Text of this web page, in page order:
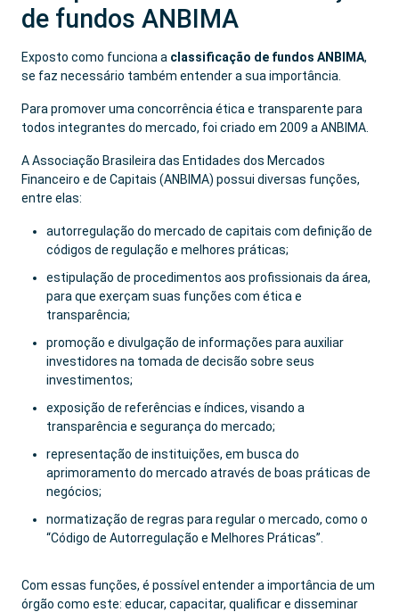
de fundos ANBIMA
Exposto como funciona a classificação de fundos ANBIMA,
se faz necessário também entender a sua importância.
Para promover uma concorrência ética e transparente para
todos integrantes do mercado, foi criado em 2009 a ANBIMA.
A Associação Brasileira das Entidades dos Mercados
Financeiro e de Capitais (ANBIMA) possui diversas funções,
entre elas:
autorregulação do mercado de capitais com definição de
códigos de regulação e melhores práticas;
estipulação de procedimentos aos profissionais da área,
para que exerçam suas funções com ética e
transparência;
promoção e divulgação de informações para auxiliar
investidores na tomada de decisão sobre seus
investimentos;
exposição de referências e índices, visando a
transparência e segurança do mercado;
representação de instituições, em busca do
aprimoramento do mercado através de boas práticas de
negócios;
normatização de regras para regular o mercado, como o
“Código de Autorregulação e Melhores Práticas”.
Com essas funções, é possível entender a importância de um
órgão como este: educar, capacitar, qualificar e disseminar